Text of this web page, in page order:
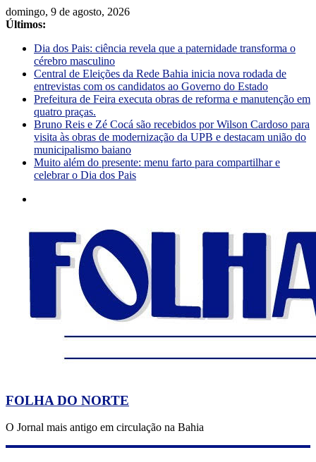
domingo, 9 de agosto, 2026
Últimos:
Dia dos Pais: ciência revela que a paternidade transforma o
cérebro masculino
Central de Eleições da Rede Bahia inicia nova rodada de
entrevistas com os candidatos ao Governo do Estado
Prefeitura de Feira executa obras de reforma e manutenção em
quatro praças.
Bruno Reis e Zé Cocá são recebidos por Wilson Cardoso para
visita às obras de modernização da UPB e destacam união do
municipalismo baiano
Muito além do presente: menu farto para compartilhar e
celebrar o Dia dos Pais
FOLHA DO NORTE
O Jornal mais antigo em circulação na Bahia